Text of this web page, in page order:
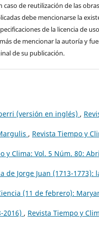
caso de reutilización de las obras
debe mencionarse la
de la licencia de uso
de mencionar la autoría y
de su publicación.
(versión en inglés) ,
, Revista Tiempo y
y Clima: Vol. 5 Núm. 80:
de Jorge Juan (1713-1773):
(11 de febrero):
2016) , Revista Tiempo y